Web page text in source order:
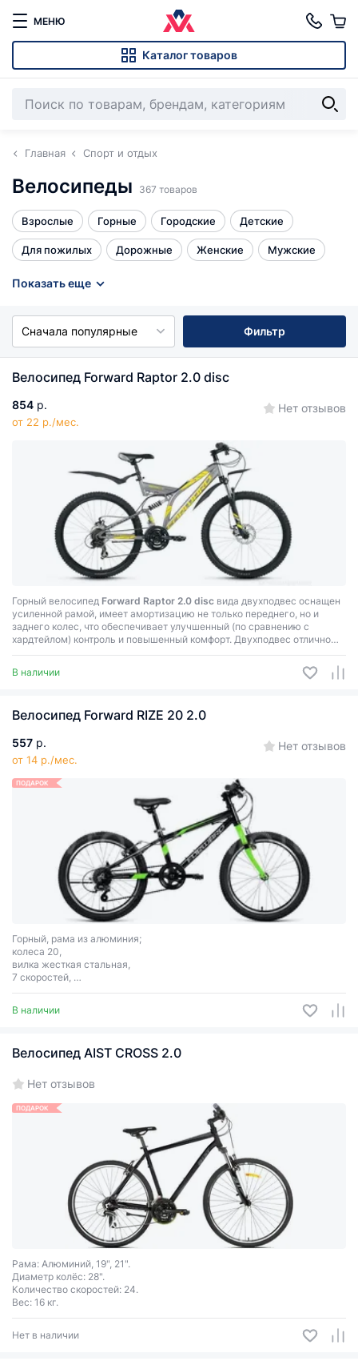
МЕНЮ
Каталог товаров
Главная Спорт и отдых
Велосипеды 367 товаров
Взрослые Горные Городские Детские
Для пожилых Дорожные Женские Мужские
Подростковые
Показать еще
Сначала популярные Фильтр
Велосипед Forward Raptor 2.0 disc
854 р.
от 22 р./мес.
Нет отзывов
Горный велосипед Forward Raptor 2.0 disc вида двухподвес оснащен
усиленной рамой, имеет амортизацию не только переднего, но и
заднего колес, что обеспечивает улучшенный (по сравнению с
хардтейлом) контроль и повышенный комфорт. Двухподвес отлично
подойдет для агрессивной и экстремальной езды по бездорожью и
В наличии
Велосипед Forward RIZE 20 2.0
557 р.
от 14 р./мес.
Нет отзывов
ПОДАРОК
Горный, рама из алюминия;
колеса 20,
вилка жесткая стальная,
7 скоростей,
тормоза ободные (V-Brake).
В наличии
Велосипед AIST CROSS 2.0
Нет отзывов
ПОДАРОК
Рама: Алюминий, 19", 21".
Диаметр колёс: 28".
Количество скоростей: 24.
Вес: 16 кг.
Нет в наличии